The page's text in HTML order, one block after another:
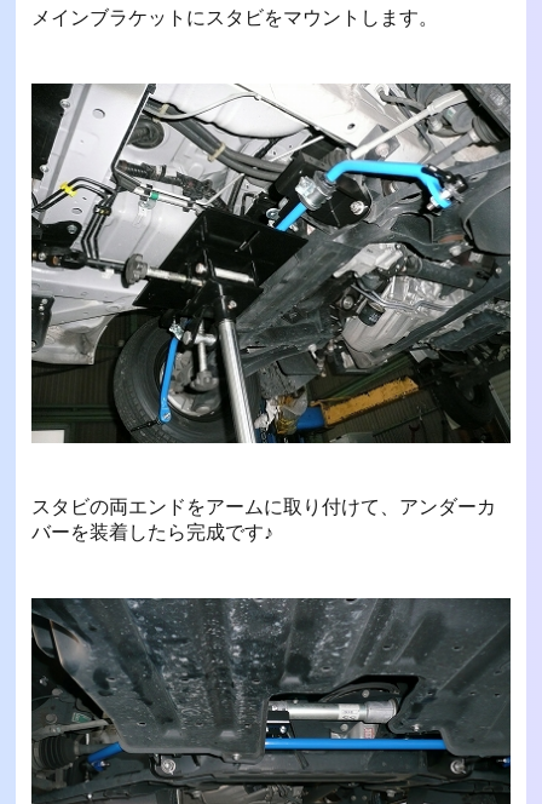
メインブラケットにスタビをマウントします。
スタビの両エンドをアームに取り付けて、アンダーカ
バーを装着したら完成です♪